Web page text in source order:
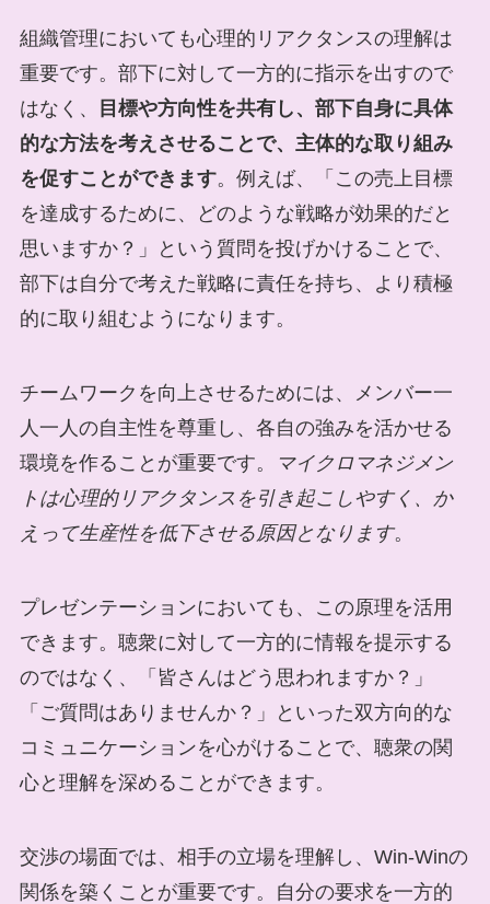
組織管理においても心理的リアクタンスの理解は
重要です。部下に対して一方的に指示を出すので
はなく、
目標や方向性を共有し、部下自身に具体
的な方法を考えさせることで、主体的な取り組み
を促すことができます。例えば、「この売上目標
を達成するために、どのような戦略が効果的だと
思いますか？」という質問を投げかけることで、
部下は自分で考えた戦略に責任を持ち、より積極
的に取り組むようになります。
チームワークを向上させるためには、メンバー一
人一人の自主性を尊重し、各自の強みを活かせる
環境を作ることが重要です。
マイクロマネジメン
トは心理的リアクタンスを引き起こしやすく、か
えって生産性を低下させる原因となります。
プレゼンテーションにおいても、この原理を活用
できます。聴衆に対して一方的に情報を提示する
のではなく、「皆さんはどう思われますか？」
「ご質問はありませんか？」といった双方向的な
コミュニケーションを心がけることで、聴衆の関
心と理解を深めることができます。
交渉の場面では、相手の立場を理解し、Win-Winの
関係を築くことが重要です。自分の要求を一方的